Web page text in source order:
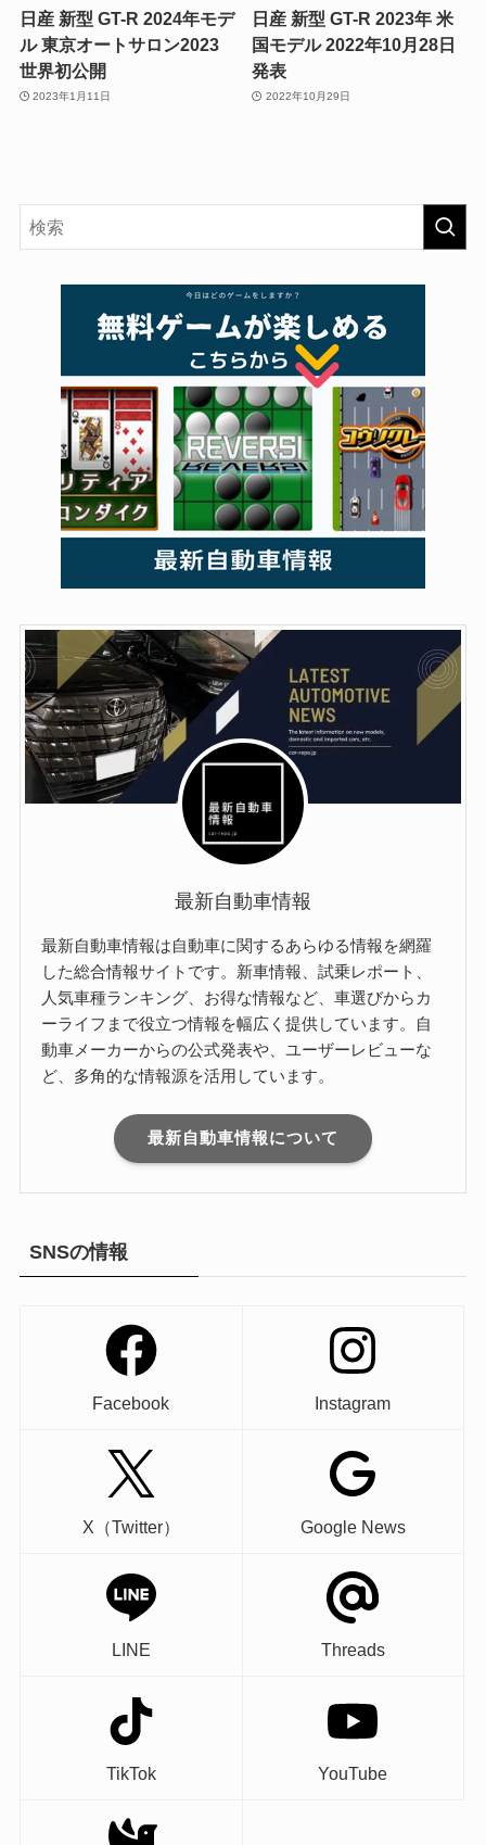
日産 新型 GT-R 2024年モデ
ル 東京オートサロン2023
世界初公開
2023年1月11日
日産 新型 GT-R 2023年 米
国モデル 2022年10月28日
発表
2022年10月29日
最新自動車情報
最新自動車情報は自動車に関するあらゆる情報を網羅
した総合情報サイトです。新車情報、試乗レポート、
人気車種ランキング、お得な情報など、車選びからカ
ーライフまで役立つ情報を幅広く提供しています。自
動車メーカーからの公式発表や、ユーザーレビューな
ど、多角的な情報源を活用しています。
最新自動車情報について
SNSの情報
Facebook Instagram
X（Twitter） Google News
LINE Threads
TikTok YouTube